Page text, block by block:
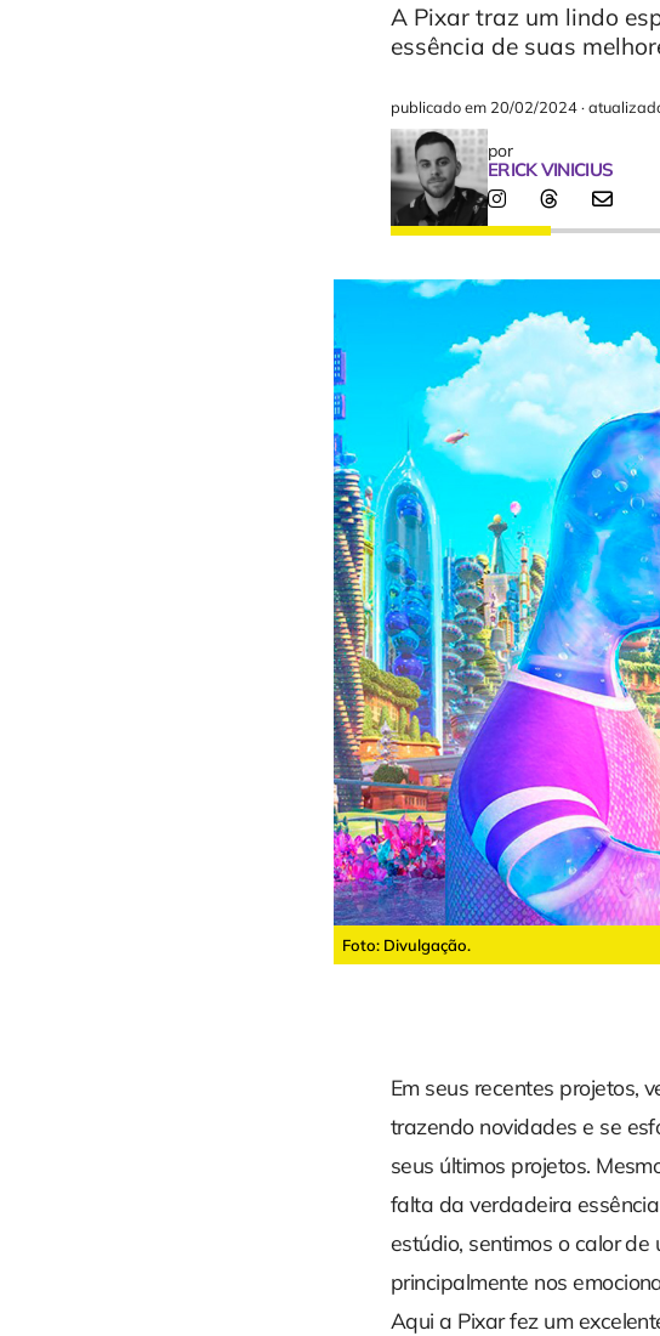
A Pixar traz um lindo
essência de suas
publicado em 20/02/2024·
por
ERICK VINICIUS
Foto: Divulgação.
Em seus recentes projetos,
trazendo novidades e se
seus últimos projetos.
falta da verdadeira
estúdio, sentimos o calor
principalmente nos
Aqui a Pixar fez um